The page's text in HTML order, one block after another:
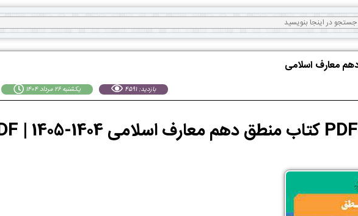
معارف اسلامی
يكشنبه 26 مرداد 1404 بازدید: 4591